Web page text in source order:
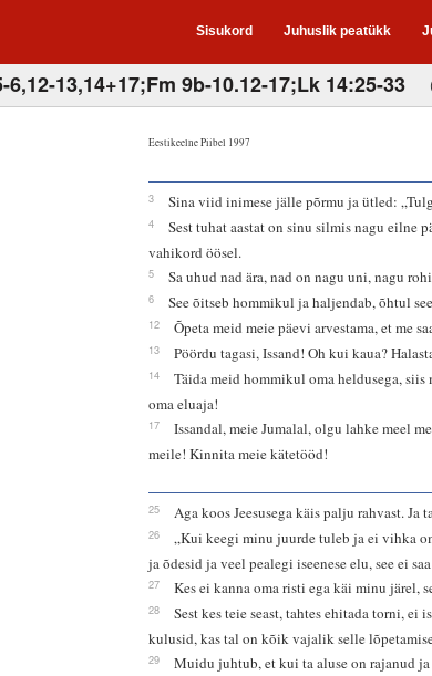
Sisukord Juhuslik peatükk
13,14+17;Fm 9b-10.12-17;Lk 14:25-33
Eestikeelne Piibel 1997
3 Sina viid inimese jälle põrmu ja ütled:
4
Sest tuhat aastat on sinu silmis nagu eilne
vahikord öösel.
5 Sa uhud nad ära, nad on nagu uni, nagu
6 See õitseb hommikul ja haljendab, õhtul
12 Õpeta meid meie päevi arvestama, et me
13 Pöördu tagasi, Issand! Oh kui kaua?
14
Täida meid hommikul oma heldusega, siis
oma eluaja!
17
Issandal, meie Jumalal, olgu lahke meel
meile! Kinnita meie kätetööd!
25 Aga koos Jeesusega käis palju rahvast. Ja
26
„Kui keegi minu juurde tuleb ja ei vihka
ja õdesid ja veel pealegi iseenese elu, see ei
27 Kes ei kanna oma risti ega käi minu järel,
28
Sest kes teie seast, tahtes ehitada torni, ei
kulusid, kas tal on kõik vajalik selle
29
Muidu juhtub, et kui ta aluse on rajanud